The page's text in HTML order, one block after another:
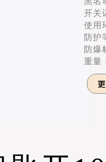
开关
使用
防护
防爆
重量